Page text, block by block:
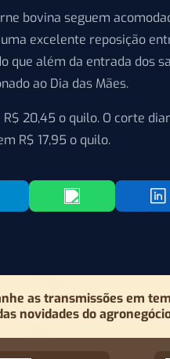
bovina seguem
excelente reposição
que além da entrada dos
ao Dia das Mães.
20,45 o quilo. O corte
R$ 17,95 o quilo.
as transmissões em
novidades do